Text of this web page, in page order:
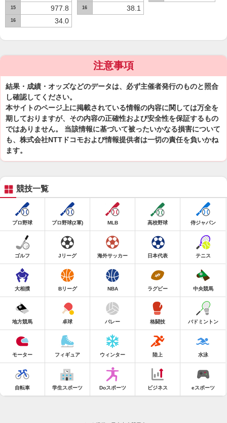
15 977.8
16 34.0
16 38.1
注意事項
結果・成績・オッズなどのデータは、必ず主催者発行のものと照合
し確認してください。
本サイトのページ上に掲載されている情報の内容に関しては万全を
期しておりますが、その内容の正確性および安全性を保証するもの
ではありません。 当該情報に基づいて被ったいかなる損害について
も、株式会社NTTドコモおよび情報提供者は一切の責任を負いかね
ます。
競技一覧
プロ野球 プロ野球(2軍) MLB 高校野球 侍ジャパン
ゴルフ Jリーグ 海外サッカー 日本代表 テニス
大相撲 Bリーグ NBA ラグビー 中央競馬
地方競馬 卓球 バレー 格闘技 バドミントン
モーター フィギュア ウィンター 陸上 水泳
自転車 学生スポーツ Doスポーツ ビジネス eスポーツ